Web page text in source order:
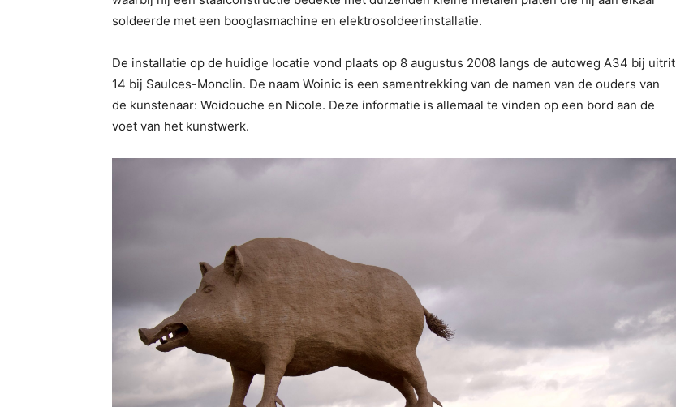
soldeerde met een booglasmachine en elektrosoldeerinstallatie.
De installatie op de huidige locatie vond plaats op 8 augustus 2008 langs de autoweg A34 bij uitrit
14 bij Saulces-Monclin. De naam Woinic is een samentrekking van de namen van de ouders van
de kunstenaar: Woidouche en Nicole. Deze informatie is allemaal te vinden op een bord aan de
voet van het kunstwerk.